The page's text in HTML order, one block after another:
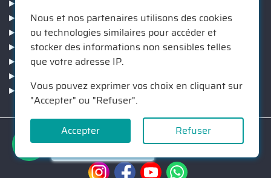
Vous avez besoin d'aide?
Chirurgiens
Nos engagemnts
Suivi post-opératoire
Devis GRATUIT
Contact
© Callmed 2026
Mentions légales
Nous et nos partenaires utilisons des cookies
ou technologies similaires pour accéder et
stocker des informations non sensibles telles
que votre adresse IP.
Vous pouvez exprimer vos choix en cliquant sur
"Accepter" ou "Refuser".
Accepter
Refuser